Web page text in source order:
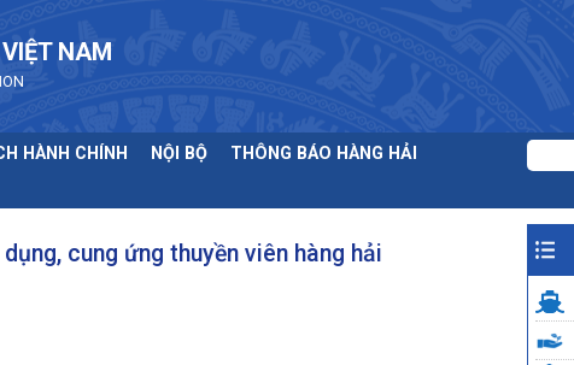
NAM
HÀNH CHÍNH NỘI BỘ
THÔNG BÁO HÀNG HẢI
cung ứng thuyền viên hàng hải